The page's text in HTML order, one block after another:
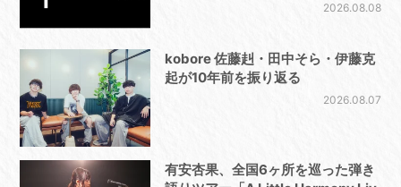
2026.08.08
kobore 佐藤赳・田中そら・伊藤克
起が10年前を振り返る
2026.08.07
有安杏果、全国6ヶ所を巡った弾き